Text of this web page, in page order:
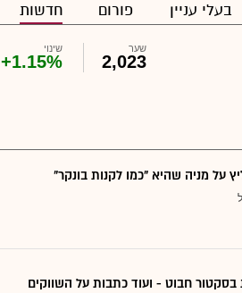
בעלי עניין פורום חדשות
שער
2,023
שינוי
+1.15%
על מניה שהיא "כמו לקנות בונקר"
חבוט - ועוד כתבות על השווקים